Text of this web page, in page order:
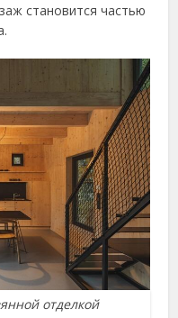
становится частью
отделкой